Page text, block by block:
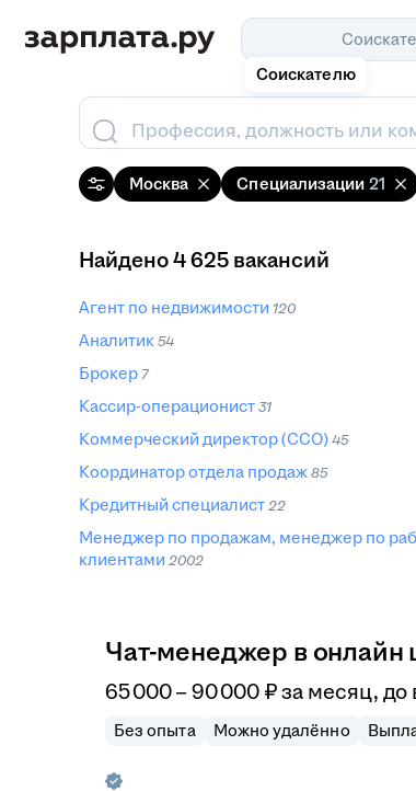
Соискателю
Профессия, должность или
Москва Специализации 21
Найдено 4 625 вакансий
Агент по недвижимости 120
Аналитик 54
Брокер 7
Кассир-операционист 31
Коммерческий директор (CCO) 45
Координатор отдела продаж 85
Кредитный специалист 22
Менеджер по продажам, менеджер по
клиентами 2002
Чат-менеджер в онлайн
65 000–90 000 ₽ за месяц, до
Без опыта Можно удалённо